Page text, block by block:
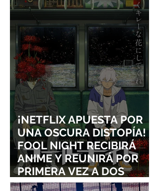
¡NETFLIX APUESTA POR
UNA OSCURA DISTOPÍA!
FOOL NIGHT RECIBIRÁ
ANIME Y REUNIRÁ POR
PRIMERA VEZ A DOS
ESTUDIOS LEGENDARIOS